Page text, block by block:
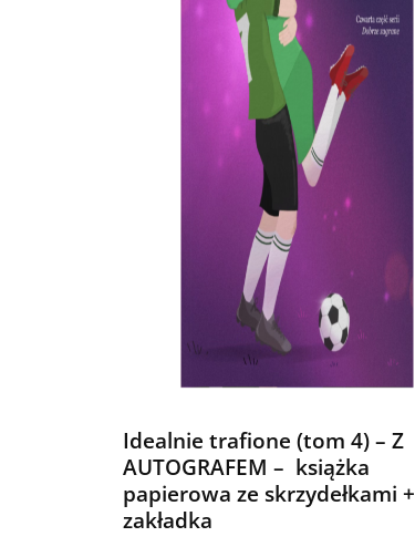
Idealnie trafione (tom 4) – Z
AUTOGRAFEM – książka
papierowa ze skrzydełkami +
zakładka